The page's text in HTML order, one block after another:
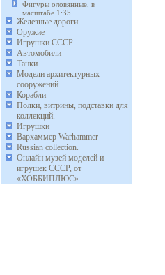
Фигуры оловянные, в
масштабе 1:35.
Железные дороги
Оружие
Игрушки СССР
Автомобили
Танки
Модели архитектурных
сооружений.
Корабли
Полки, витрины, подставки для
коллекций.
Игрушки
Вархаммер Warhammer
Russian collection.
Онлайн музей моделей и
игрушек СССР, от
«ХОББИПЛЮС»